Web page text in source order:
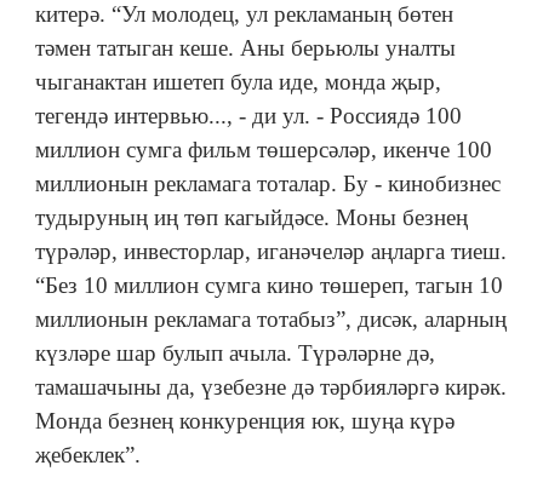
китерә. “Ул молодец, ул рекламаның бөтен
тәмен татыган кеше. Аны берьюлы уналты
чыганактан ишетеп була иде, монда җыр,
тегендә интервью..., - ди ул. - Россиядә 100
миллион сумга фильм төшерсәләр, икенче 100
миллионын рекламага тоталар. Бу - кинобизнес
тудыруның иң төп кагыйдәсе. Моны безнең
түрәләр, инвесторлар, иганәчеләр аңларга тиеш.
“Без 10 миллион сумга кино төшереп, тагын 10
миллионын рекламага тотабыз”, дисәк, аларның
күзләре шар булып ачыла. Түрәләрне дә,
тамашачыны да, үзебезне дә тәрбияләргә кирәк.
Монда безнең конкуренция юк, шуңа күрә
җебеклек”.